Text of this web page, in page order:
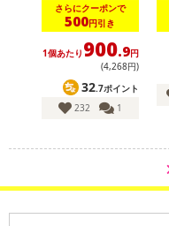
さらにクーポンで
500円引き
1個あたり 900.9円
(4,268円)
32.7ポイント
232
1